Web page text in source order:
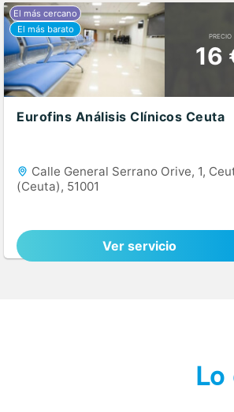
PRECIO
16
Eurofins Análisis Clínicos Ceuta
Calle General Serrano Orive, 1,
(Ceuta), 51001
Ver servicio
Lo